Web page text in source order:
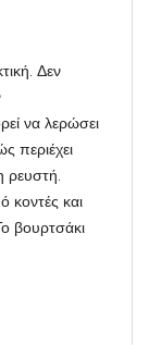
Δεν
να λερώσει
περιέχει
ρευστή.
κοντές και
βουρτσάκι